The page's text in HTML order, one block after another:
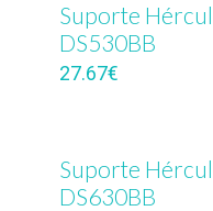
Suporte
DS530BB
27.67€
Suporte
DS630BB